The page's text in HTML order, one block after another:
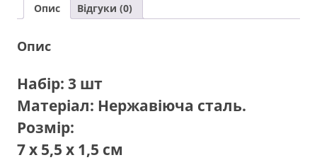
Опис Відгуки (0)
Опис
Набір: 3 шт
Матеріал: Нержавіюча сталь.
Розмір:
7 х 5,5 х 1,5 см